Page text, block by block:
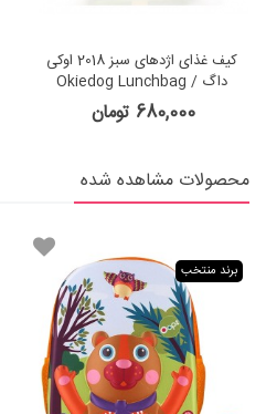
کیف غذای اژدهای سبز 2018 اوکی
داگ Okiedog Lunchbag /
Cooling Bag
680,000 تومان
محصولات مشاهده شده
برند منتخب